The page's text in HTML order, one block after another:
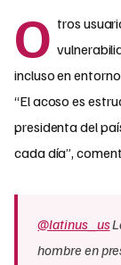
O tros
incluso en
“El acoso es
presidenta del
cada día”,
@latinus_us
hombre en